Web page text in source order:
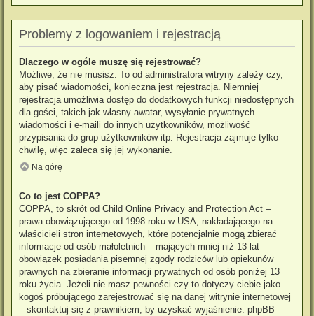
Problemy z logowaniem i rejestracją
Dlaczego w ogóle muszę się rejestrować?
Możliwe, że nie musisz. To od administratora witryny zależy czy,
aby pisać wiadomości, konieczna jest rejestracja. Niemniej
rejestracja umożliwia dostęp do dodatkowych funkcji niedostępnych
dla gości, takich jak własny awatar, wysyłanie prywatnych
wiadomości i e-maili do innych użytkowników, możliwość
przypisania do grup użytkowników itp. Rejestracja zajmuje tylko
chwilę, więc zaleca się jej wykonanie.
Na górę
Co to jest COPPA?
COPPA, to skrót od Child Online Privacy and Protection Act –
prawa obowiązującego od 1998 roku w USA, nakładającego na
właścicieli stron internetowych, które potencjalnie mogą zbierać
informacje od osób małoletnich – mających mniej niż 13 lat –
obowiązek posiadania pisemnej zgody rodziców lub opiekunów
prawnych na zbieranie informacji prywatnych od osób poniżej 13
roku życia. Jeżeli nie masz pewności czy to dotyczy ciebie jako
kogoś próbującego zarejestrować się na danej witrynie internetowej
– skontaktuj się z prawnikiem, by uzyskać wyjaśnienie. phpBB